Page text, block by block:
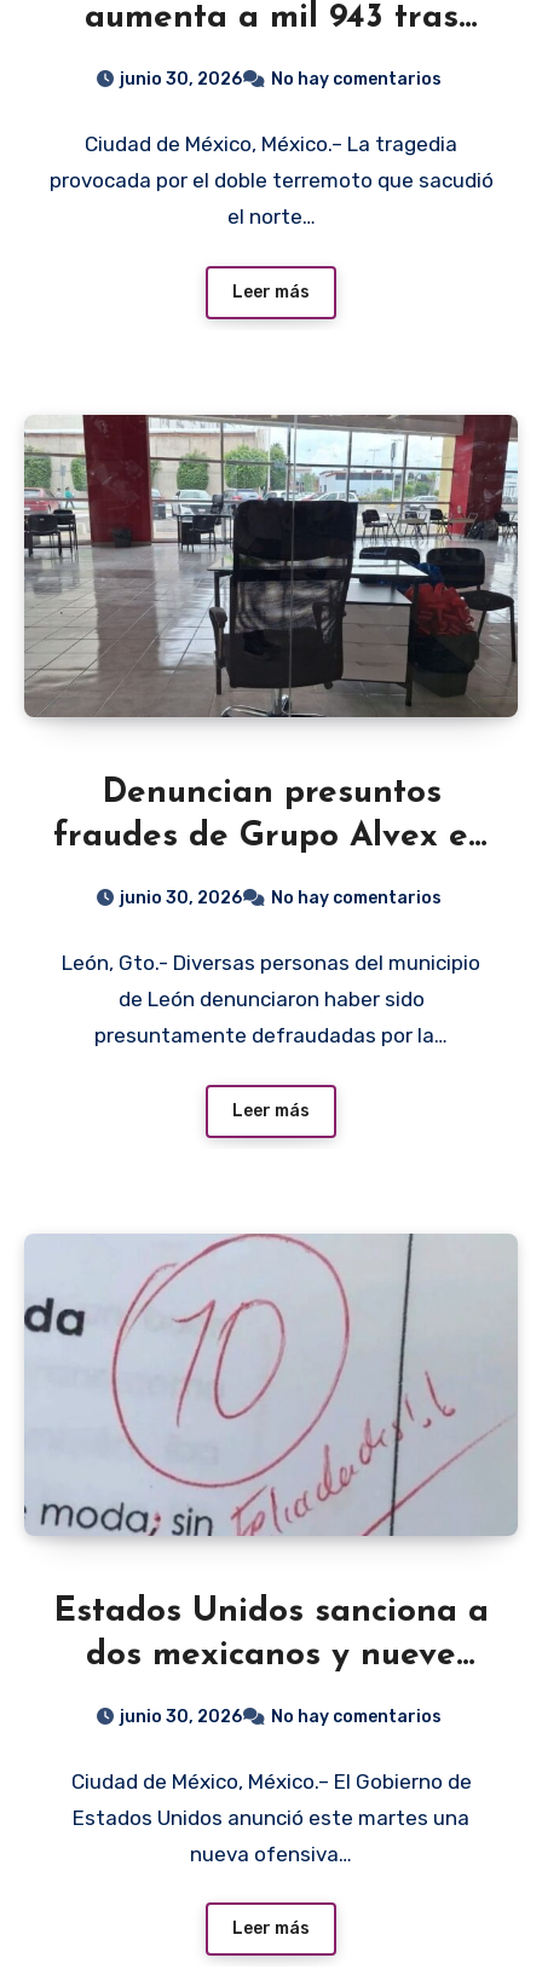
aumenta a mil 943 tras
terremoto en Venezuela;
rescate
junio 30, 2026 No hay comentarios
Ciudad de México, México.– La tragedia
provocada por el doble terremoto que sacudió
el norte…
Leer más
Denuncian presuntos
fraudes de Grupo Alvex en
León; empresa se va con
junio 30, 2026 No hay comentarios
León, Gto.- Diversas personas del municipio
de León denunciaron haber sido
presuntamente defraudadas por la…
Leer más
Estados Unidos sanciona a
dos mexicanos y nueve
CJNG
junio 30, 2026 No hay comentarios
Ciudad de México, México.– El Gobierno de
Estados Unidos anunció este martes una
nueva ofensiva…
Leer más